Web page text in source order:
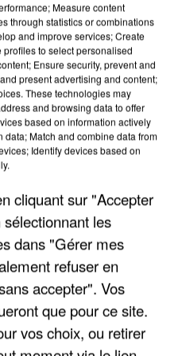
LES REFUGES
Measure content
through statistics or combinations
and improve services; Create
to select personalised
Ensure security, prevent and
present advertising and content;
These technologies may
and browsing data to offer
based on information actively
Match and combine data from
Identify devices based on
cliquant sur "Accepter
les
dans "Gérer mes
refuser en
accepter". Vos
que pour ce site.
vos choix, ou retirer